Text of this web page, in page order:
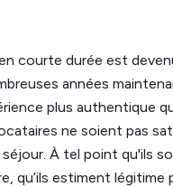
courte durée est
années
plus authentique
ne soient pas
À tel point qu'ils
qu’ils estiment légitime